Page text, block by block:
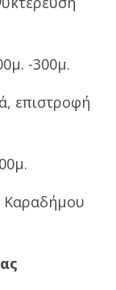
-300μ.
επιστροφή
Καραδήμου